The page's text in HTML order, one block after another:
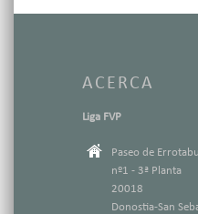
ACERCA
Liga FVP
Paseo de
nº1 - 3ª Planta
20018
Donostia-San